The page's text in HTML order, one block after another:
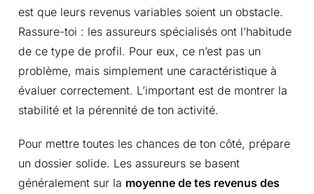
est que leurs revenus variables soient un obstacle.
Rassure-toi : les assureurs spécialisés ont l’habitude
de ce type de profil. Pour eux, ce n’est pas un
problème, mais simplement une caractéristique à
évaluer correctement. L’important est de montrer la
stabilité et la pérennité de ton activité.
Pour mettre toutes les chances de ton côté, prépare
un dossier solide. Les assureurs se basent
généralement sur la moyenne de tes revenus des